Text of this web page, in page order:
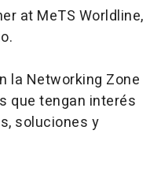
at MeTS Worldline,
la Networking Zone
que tengan interés
soluciones y